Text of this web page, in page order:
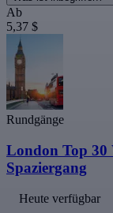
Ab
5,37 $
Rundgänge
London Top 30
Spaziergang
Heute verfügbar